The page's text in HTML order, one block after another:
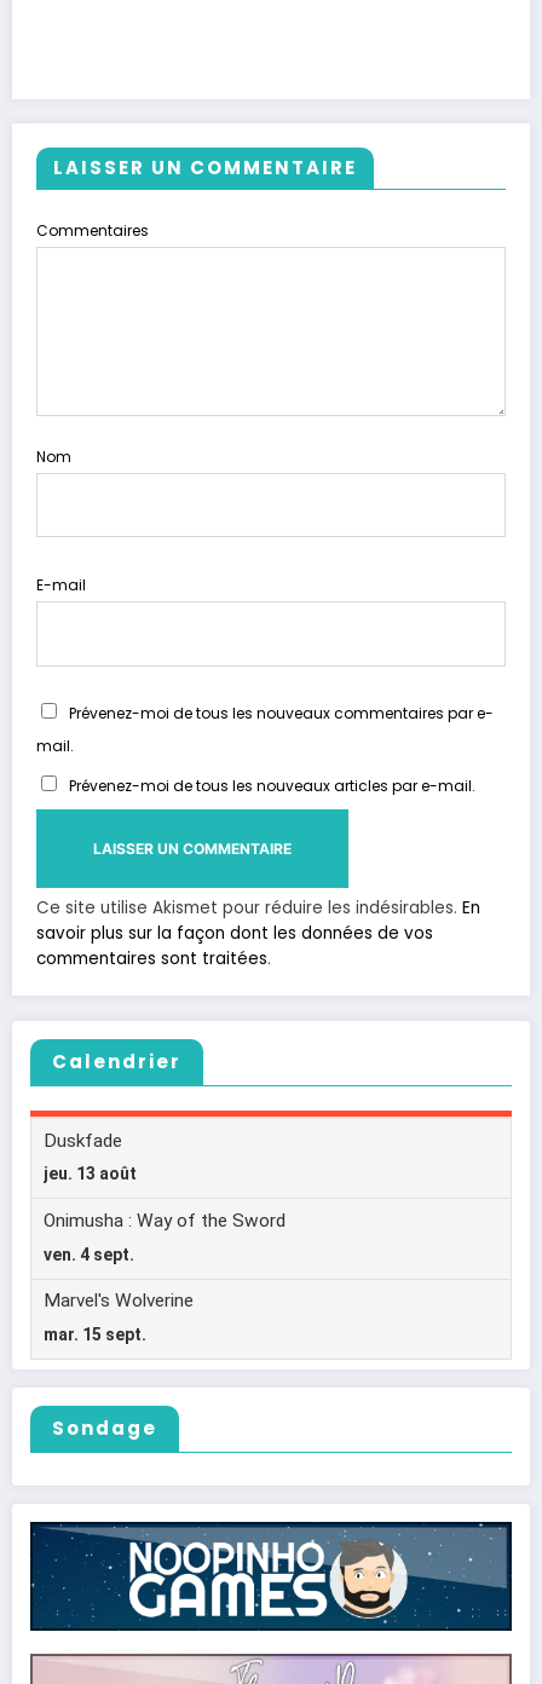
LAISSER UN COMMENTAIRE
Commentaires
Nom
E-mail
Prévenez-moi de tous les nouveaux commentaires par e-
mail.
Prévenez-moi de tous les nouveaux articles par e-mail.
Ce site utilise Akismet pour réduire les indésirables. En
savoir plus sur la façon dont les données de vos
commentaires sont traitées.
Calendrier
Sondage